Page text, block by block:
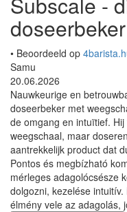
doseerbeker
• Beoordeeld op
Samu
20.06.2026
Nauwkeurige en
doseerbeker met
de omgang en intuïtief.
weegschaal, maar
aantrekkelijk product dat
Pontos és megbízható
mérleges adagolócsésze
dolgozni, kezelése
élmény vele az adagolás,